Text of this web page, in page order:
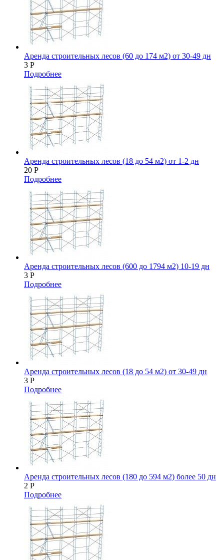
Аренда строительных лесов (60 до 174 м2) от 30-49 дн
3 Р
Подробнее
Аренда строительных лесов (18 до 54 м2) от 1-2 дн
20 Р
Подробнее
Аренда строительных лесов (600 до 1794 м2) 10-19 дн
3 Р
Подробнее
Аренда строительных лесов (18 до 54 м2) от 30-49 дн
3 Р
Подробнее
Аренда строительных лесов (180 до 594 м2) более 50 дн
2 Р
Подробнее